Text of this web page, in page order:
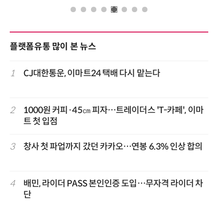
플랫폼유통 많이 본 뉴스
1 CJ대한통운, 이마트24 택배 다시 맡는다
2
1000원 커피·45㎝ 피자…트레이더스 'T-카페', 이마
트 첫 입점
3 창사 첫 파업까지 갔던 카카오…연봉 6.3% 인상 합의
4
배민, 라이더 PASS 본인인증 도입…무자격 라이더 차
단